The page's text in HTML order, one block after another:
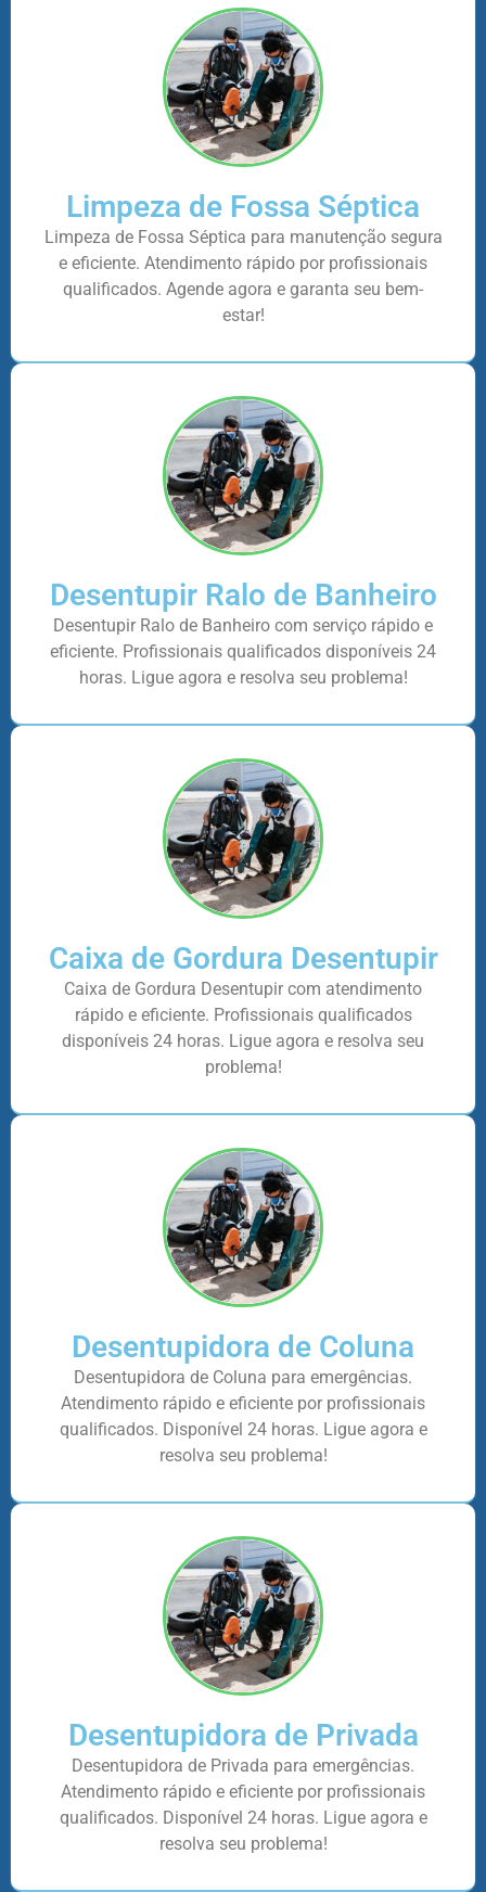
Limpeza de Fossa Séptica
Limpeza de Fossa Séptica para manutenção segura
e eficiente. Atendimento rápido por profissionais
qualificados. Agende agora e garanta seu bem-
estar!
Desentupir Ralo de Banheiro
Desentupir Ralo de Banheiro com serviço rápido e
eficiente. Profissionais qualificados disponíveis 24
horas. Ligue agora e resolva seu problema!
Caixa de Gordura Desentupir
Caixa de Gordura Desentupir com atendimento
rápido e eficiente. Profissionais qualificados
disponíveis 24 horas. Ligue agora e resolva seu
problema!
Desentupidora de Coluna
Desentupidora de Coluna para emergências.
Atendimento rápido e eficiente por profissionais
qualificados. Disponível 24 horas. Ligue agora e
resolva seu problema!
Desentupidora de Privada
Desentupidora de Privada para emergências.
Atendimento rápido e eficiente por profissionais
qualificados. Disponível 24 horas. Ligue agora e
resolva seu problema!